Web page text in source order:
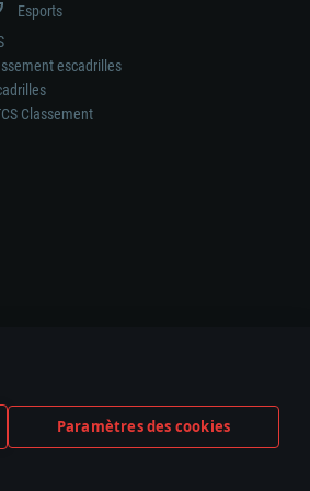
Paramètres des cookies
Esports
escadrilles
Classement
de véhicule.